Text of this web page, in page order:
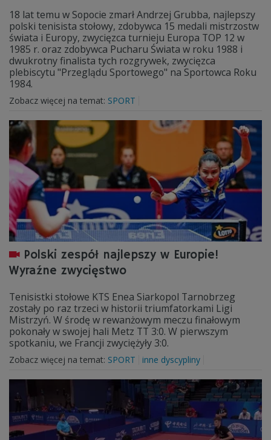
18 lat temu w Sopocie zmarł Andrzej Grubba, najlepszy
polski tenisista stołowy, zdobywca 15 medali mistrzostw
świata i Europy, zwycięzca turnieju Europa TOP 12 w
1985 r. oraz zdobywca Pucharu Świata w roku 1988 i
dwukrotny finalista tych rozgrywek, zwycięzca
plebiscytu "Przeglądu Sportowego" na Sportowca Roku
1984.
Zobacz więcej na temat: SPORT
Polski zespół najlepszy w Europie!
Wyraźne zwycięstwo
Tenisistki stołowe KTS Enea Siarkopol Tarnobrzeg
zostały po raz trzeci w historii triumfatorkami Ligi
Mistrzyń. W środę w rewanżowym meczu finałowym
pokonały w swojej hali Metz TT 3:0. W pierwszym
spotkaniu, we Francji zwyciężyły 3:0.
Zobacz więcej na temat: SPORT inne dyscypliny